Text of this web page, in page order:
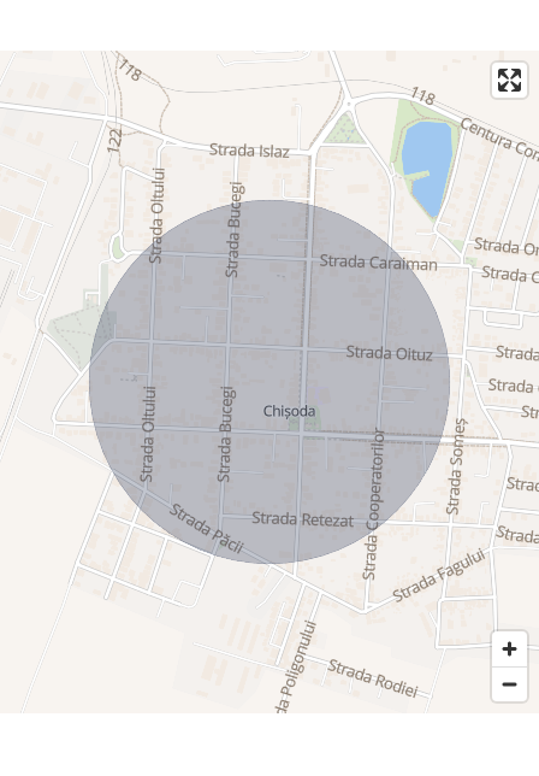
📞 Pentru detalii și programarea unei vizionări, contactați
Golden Real Estate.